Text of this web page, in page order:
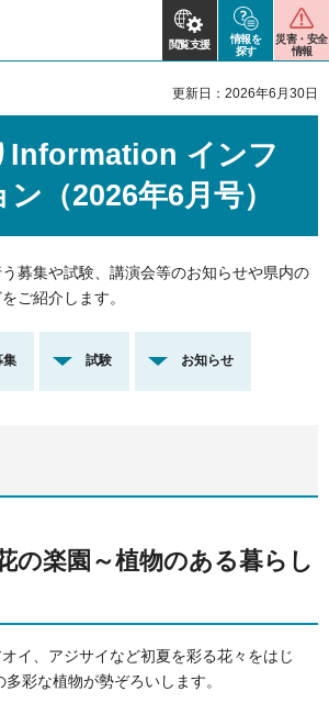
閲覧支援
情報を
探す
災害・安全
情報
更新日：2026年6月30日
Information インフ
（2026年6月号）
募集や試験、講演会等のお知らせや県内の
ご紹介します。
集 試験 お知らせ
の楽園～植物のある暮らし
イ、アジサイなど初夏を彩る花々をはじ
彩な植物が勢ぞろいします。